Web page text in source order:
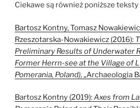
Ciekawe są również poniższe
Bartosz Kontny, Tomasz
Rzeszotarska-Nowakiewicz (2016):
Preliminary Results of Underwater
Former Herrn-see at the Village of
Pomerania, Poland), „Archaeologia
Bartosz Kontny (2019):Axes from